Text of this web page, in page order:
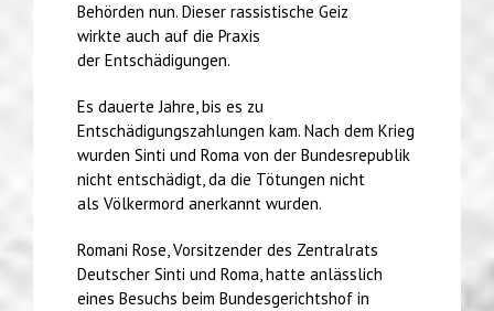
Behörden nun. Dieser rassistische Geiz
wirkte auch auf die Praxis
der Entschädigungen.
Es dauerte Jahre, bis es zu
Entschädigungszahlungen kam. Nach dem Krieg
wurden Sinti und Roma von der Bundesrepublik
nicht entschädigt, da die Tötungen nicht
als Völkermord anerkannt wurden.
Romani Rose, Vorsitzender des Zentralrats
Deutscher Sinti und Roma, hatte anlässlich
eines Besuchs beim Bundesgerichtshof in